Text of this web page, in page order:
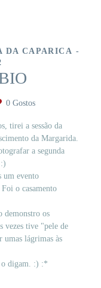
DA CAPARICA
0Gostos
tirei a sessão da
da Margarida.
a segunda
um evento
o casamento
demonstro os
vezes tive "pele de
lágrimas às
digam. :) :*